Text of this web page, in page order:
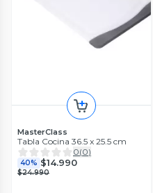
MasterClass
Tabla Cocina 36.5 x 25.5 cm
0(0)
40% $14.990
$24.990